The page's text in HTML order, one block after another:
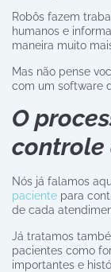
Robôs fazem
humanos e
maneira muito
Mas não pense
com um software
O
controle
Nós já falamos
paciente para
de cada
Já tratamos
pacientes como
importantes e